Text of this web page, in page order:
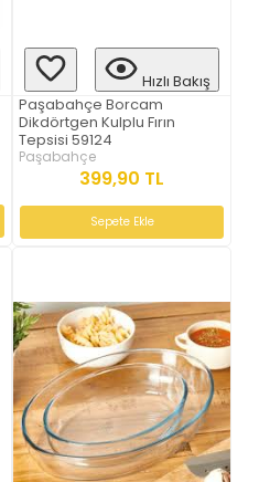
Hızlı Bakış
Paşabahçe Borcam
Dikdörtgen Kulplu Fırın
Tepsisi 59124
Paşabahçe
399,90 TL
Sepete Ekle